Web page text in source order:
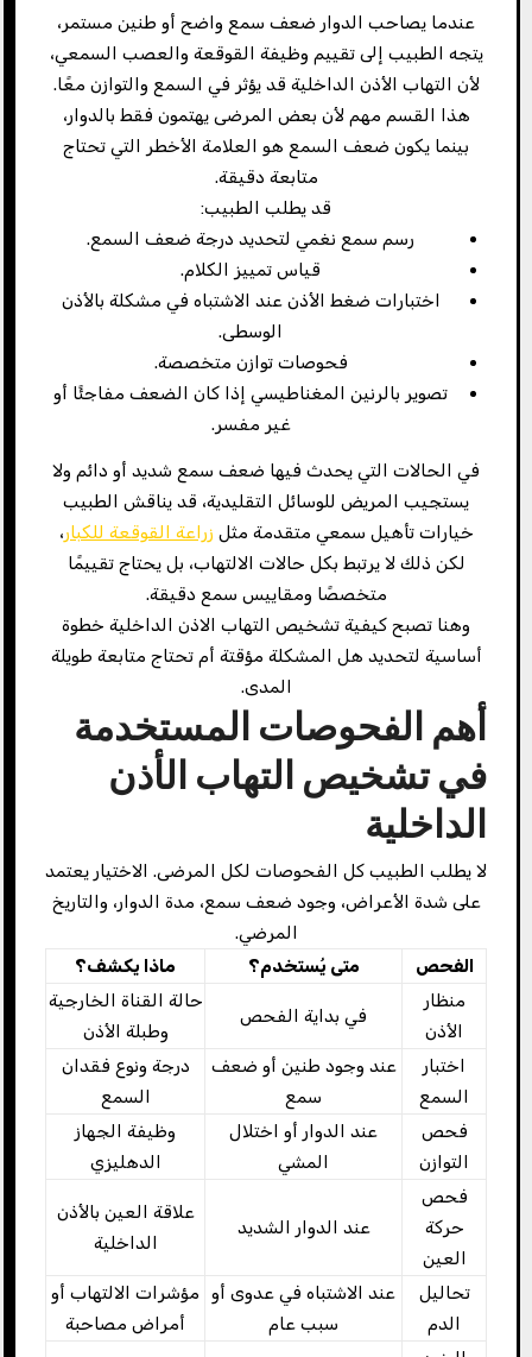
عندما يصاحب الدوار ضعف سمع واضح أو طنين مستمر،
يتجه الطبيب إلى تقييم وظيفة القوقعة والعصب السمعي،
لأن التهاب الأذن الداخلية قد يؤثر في السمع والتوازن معًا.
هذا القسم مهم لأن بعض المرضى يهتمون فقط بالدوار،
بينما يكون ضعف السمع هو العلامة الأخطر التي تحتاج
متابعة دقيقة.
قد يطلب الطبيب:
رسم سمع نغمي لتحديد درجة ضعف السمع.
قياس تمييز الكلام.
اختبارات ضغط الأذن عند الاشتباه في مشكلة بالأذن
الوسطى.
فحوصات توازن متخصصة.
تصوير بالرنين المغناطيسي إذا كان الضعف مفاجئًا أو
غير مفسر.
في الحالات التي يحدث فيها ضعف سمع شديد أو دائم ولا
يستجيب المريض للوسائل التقليدية، قد يناقش الطبيب
خيارات تأهيل سمعي متقدمة مثل زراعة القوقعة للكبار،
لكن ذلك لا يرتبط بكل حالات الالتهاب، بل يحتاج تقييمًا
متخصصًا ومقاييس سمع دقيقة.
وهنا تصبح كيفية تشخيص التهاب الاذن الداخلية خطوة
أساسية لتحديد هل المشكلة مؤقتة أم تحتاج متابعة طويلة
المدى.
أهم الفحوصات المستخدمة
في تشخيص التهاب الأذن
الداخلية
لا يطلب الطبيب كل الفحوصات لكل المرضى. الاختيار يعتمد
على شدة الأعراض، وجود ضعف سمع، مدة الدوار، والتاريخ
المرضي.
الفحص
متى يُستخدم؟
ماذا يكشف؟
منظار
الأذن
في بداية الفحص
حالة القناة الخارجية
وطبلة الأذن
اختبار
السمع
عند وجود طنين أو ضعف
سمع
درجة ونوع فقدان
السمع
فحص
التوازن
عند الدوار أو اختلال
المشي
وظيفة الجهاز
الدهليزي
فحص
حركة
العين
عند الدوار الشديد
علاقة العين بالأذن
الداخلية
تحاليل
الدم
عند الاشتباه في عدوى أو
سبب عام
مؤشرات الالتهاب أو
أمراض مصاحبة